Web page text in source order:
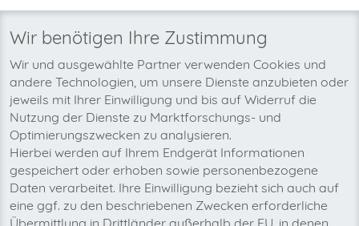
Wir benötigen Ihre Zustimmung
Wir und ausgewählte Partner verwenden Cookies und
andere Technologien, um unsere Dienste anzubieten oder
jeweils mit Ihrer Einwilligung und bis auf Widerruf die
Nutzung der Dienste zu Marktforschungs- und
Optimierungszwecken zu analysieren.
Hierbei werden auf Ihrem Endgerät Informationen
gespeichert oder erhoben sowie personenbezogene
Daten verarbeitet. Ihre Einwilligung bezieht sich auch auf
eine ggf. zu den beschriebenen Zwecken erforderliche
Übermittlung in Drittländer außerhalb der EU, in denen